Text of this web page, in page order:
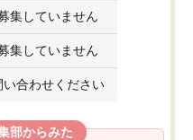
集していません
集していません
い合わせください
部からみた